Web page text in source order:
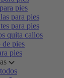
pies
para pies
para pies
quita callos
pies
pies